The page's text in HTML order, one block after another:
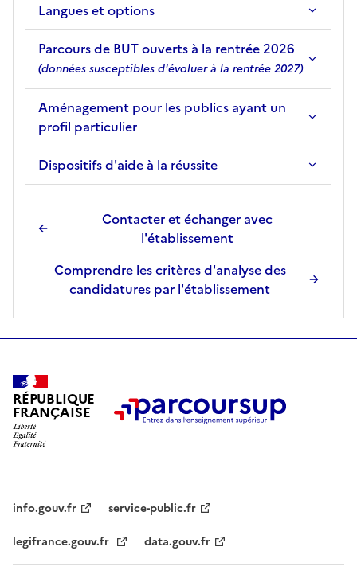
Langues et options
Parcours de BUT ouverts à la rentrée 2026
(données susceptibles d'évoluer à la rentrée 2027)
Aménagement pour les publics ayant un
profil particulier
Dispositifs d'aide à la réussite
Contacter et échanger avec
l'établissement
Comprendre les critères d'analyse des
candidatures par l'établissement
RÉPUBLIQUE
FRANÇAISE
info.gouv.fr
service-public.fr
legifrance.gouv.fr
data.gouv.fr